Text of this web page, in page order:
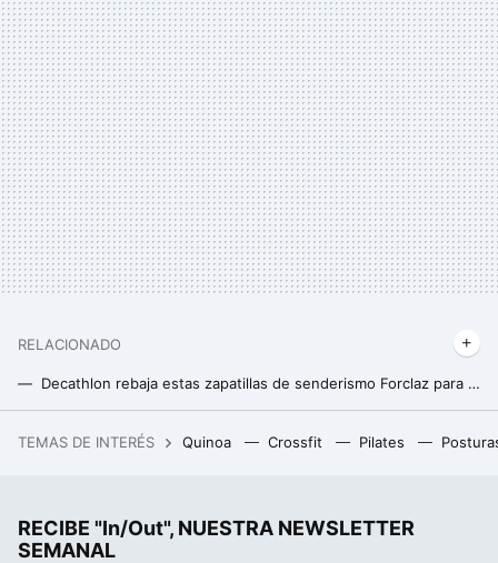
RELACIONADO
Decathlon rebaja estas zapatillas de senderismo Forclaz para disfrutar de la montaña este otoño
TEMAS DE INTERÉS Quinoa Crossfit Pilates
RECIBE "In/Out", NUESTRA NEWSLETTER
SEMANAL